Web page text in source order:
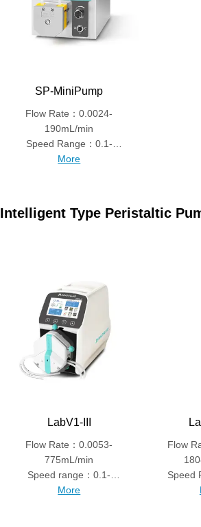
SP-MiniPump
Flow Rate：0.0024-
190mL/min
Speed Range：0.1-
300rpm
More
Intelligent Type Peristaltic
LabV1-III
Flow Rate：0.0053-
775mL/min
Speed range：0.1-
150rpm
More
Flow
Speed